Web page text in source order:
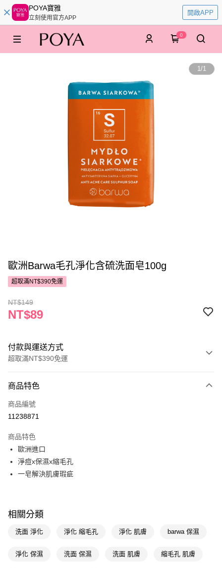
POYA寶雅
立刻使用官方APP
開啟APP
0
1/1
歐洲Barwa毛孔淨化含硫洗面皂100g
超取滿NT$390免運
NT$149
NT$89
付款與運送方式
超取滿NT$390免運
POYA支付
信用卡一次付款
LINE Pay
Apple Pay
Google Pay
相關說明
商品特色
商品編號
11238871
商品特色
歐洲進口
淨痘x保濕x縮毛孔
一皂解決肌膚瑕疵
相關分類
洗面 淨化 淨化 縮毛孔 淨化 肌膚 barwa 保濕
淨化 保濕 洗面 保濕 洗面 肌膚 縮毛孔 肌膚